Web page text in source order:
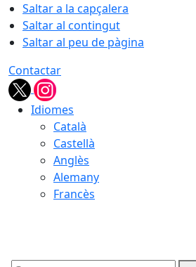
Saltar a la capçalera
Saltar al contingut
Saltar al peu de pàgina
Contactar
Idiomes
Català
Castellà
Anglès
Alemany
Francès